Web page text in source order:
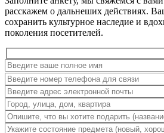
расскажем о дальнеших действиях.
сохранить культурное наследие и
поколения посетителей.